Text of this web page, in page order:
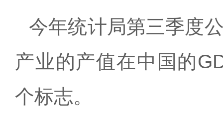
今年统计局第三季度
产业的产值在中国的
个标志。